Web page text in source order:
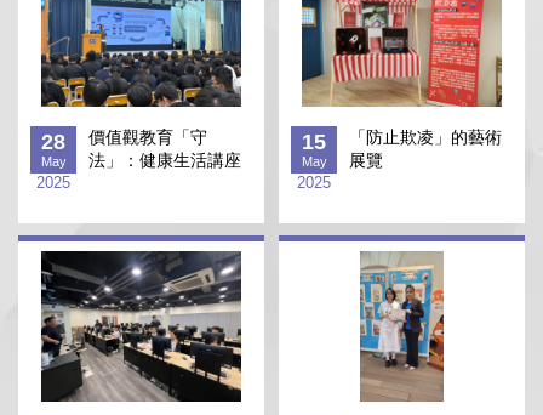
28
May
2025
價值觀教育「守
法」：健康生活講座
15
May
2025
「防止欺凌」的藝術
展覽